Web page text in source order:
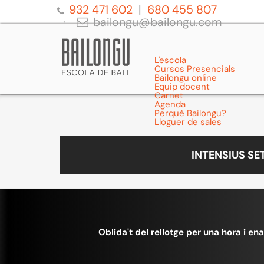
932 471 602
680 455 807
bailongu@bailongu.com
L'escola
Cursos Presencials
Bailongu online
Equip docent
Carnet
Agenda
Perquè Bailongu?
Lloguer de sales
INTENSIUS
Oblida't del rellotge per una hora i